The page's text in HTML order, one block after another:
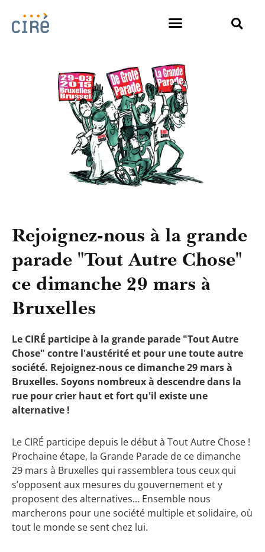
Rejoignez-nous à la grande
parade "Tout Autre Chose"
ce dimanche 29 mars à
Bruxelles
Le CIRÉ participe à la grande parade "Tout Autre
Chose" contre l'austérité et pour une toute autre
société. Rejoignez-nous ce dimanche 29 mars à
Bruxelles. Soyons nombreux à descendre dans la
rue pour crier haut et fort qu'il existe une
alternative !
Le CIRÉ participe depuis le début à Tout Autre Chose !
Prochaine étape, la Grande Parade de ce dimanche
29 mars à Bruxelles qui rassemblera tous ceux qui
s’opposent aux mesures du gouvernement et y
proposent des alternatives... Ensemble nous
marcherons pour une société multiple et solidaire, où
tout le monde se sent chez lui.